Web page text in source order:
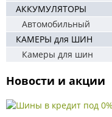
АККУМУЛЯТОРЫ
Автомобильный
КАМЕРЫ для ШИН
Камеры для шин
Новости и акции